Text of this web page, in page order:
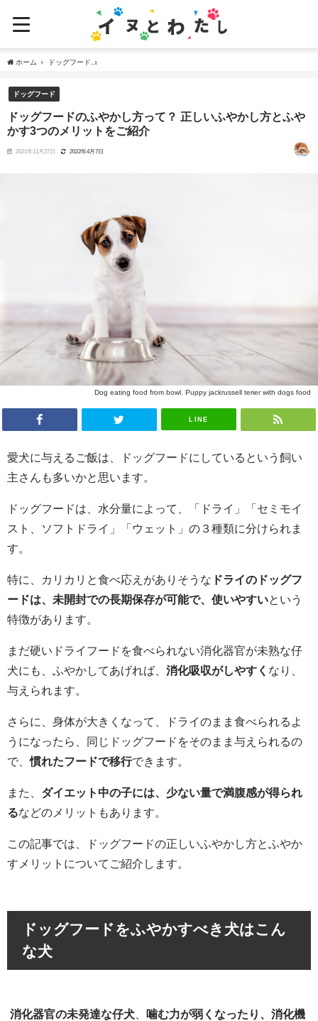
ホーム ドッグフード
ドッグフード
ドッグフードのふやかし方って？ 正しいふやかし方とふや
かす3つのメリットをご紹介
2021年11月27日 2022年4月7日
Dog eating food from bowl. Puppy jackrussell terier with dogs food
LINE
愛犬に与えるご飯は、ドッグフードにしているという飼い
主さんも多いかと思います。
ドッグフードは、水分量によって、「ドライ」「セミモイ
スト、ソフトドライ」「ウェット」の３種類に分けられま
す。
特に、カリカリと食べ応えがありそうな ドライのドッグフ
ードは、未開封での長期保存が可能で、使いやすいという
特徴があります。
まだ硬いドライフードを食べられない消化器官が未熟な仔
犬にも、ふやかしてあげれば、 消化吸収がしやすく なり、
与えられます。
さらに、身体が大きくなって、ドライのまま食べられるよ
うになったら、同じドッグフードをそのまま与えられるの
で、慣れたフードで移行できます。
また、 ダイエット中の子には、少ない量で満腹感が得られ
るなどのメリットもあります。
この記事では、ドッグフードの正しいふやかし方とふやか
すメリットについてご紹介します。
ドッグフードをふやかすべき犬はこん
な犬
消化器官の未発達な仔犬
噛む力が弱くなったり、消化機